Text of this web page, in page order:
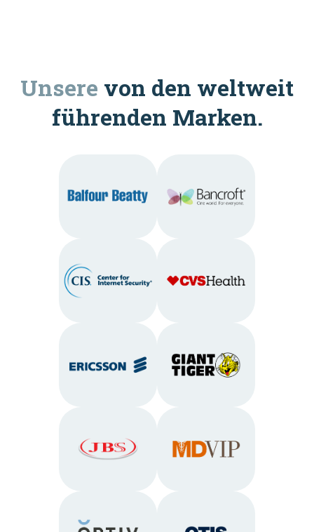
Unsere von den weltweit
führenden Marken.